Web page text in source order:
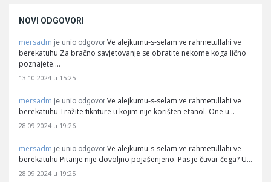
NOVI ODGOVORI
mersadm je unio odgovor Ve alejkumu-s-selam ve rahmetullahi ve
berekatuhu Za bračno savjetovanje se obratite nekome koga lično
poznajete.…
13.10.2024 u 15:25
mersadm je unio odgovor Ve alejkumu-s-selam ve rahmetullahi ve
berekatuhu Tražite tiknture u kojim nije korišten etanol. One u…
28.09.2024 u 19:26
mersadm je unio odgovor Ve alejkumu-s-selam ve rahmetullahi ve
berekatuhu Pitanje nije dovoljno pojašenjeno. Pas je čuvar čega? U…
28.09.2024 u 19:25